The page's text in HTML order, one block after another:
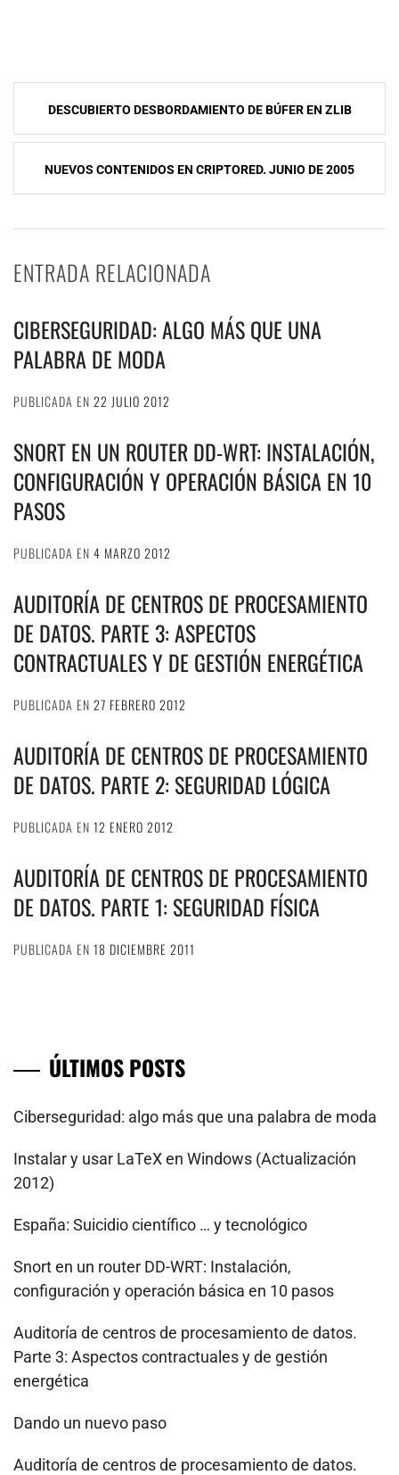
NavegaciÃ³n
de
entradas
DESCUBIERTO DESBORDAMIENTO DE BÚFER EN ZLIB
NUEVOS CONTENIDOS EN CRIPTORED. JUNIO DE 2005
ENTRADA RELACIONADA
CIBERSEGURIDAD: ALGO MÁS QUE UNA
PALABRA DE MODA
PUBLICADA EN 22 JULIO 2012
SNORT EN UN ROUTER DD-WRT: INSTALACIÓN,
CONFIGURACIÓN Y OPERACIÓN BÁSICA EN 10
PASOS
PUBLICADA EN 4 MARZO 2012
AUDITORÍA DE CENTROS DE PROCESAMIENTO
DE DATOS. PARTE 3: ASPECTOS
CONTRACTUALES Y DE GESTIÓN ENERGÉTICA
PUBLICADA EN 27 FEBRERO 2012
AUDITORÍA DE CENTROS DE PROCESAMIENTO
DE DATOS. PARTE 2: SEGURIDAD LÓGICA
PUBLICADA EN 12 ENERO 2012
AUDITORÍA DE CENTROS DE PROCESAMIENTO
DE DATOS. PARTE 1: SEGURIDAD FÍSICA
PUBLICADA EN 18 DICIEMBRE 2011
ÚLTIMOS POSTS
Ciberseguridad: algo más que una palabra de moda
Instalar y usar LaTeX en Windows (Actualización
2012)
España: Suicidio científico … y tecnológico
Snort en un router DD-WRT: Instalación,
configuración y operación básica en 10 pasos
Auditoría de centros de procesamiento de datos.
Parte 3: Aspectos contractuales y de gestión
energética
Dando un nuevo paso
Auditoría de centros de procesamiento de datos.